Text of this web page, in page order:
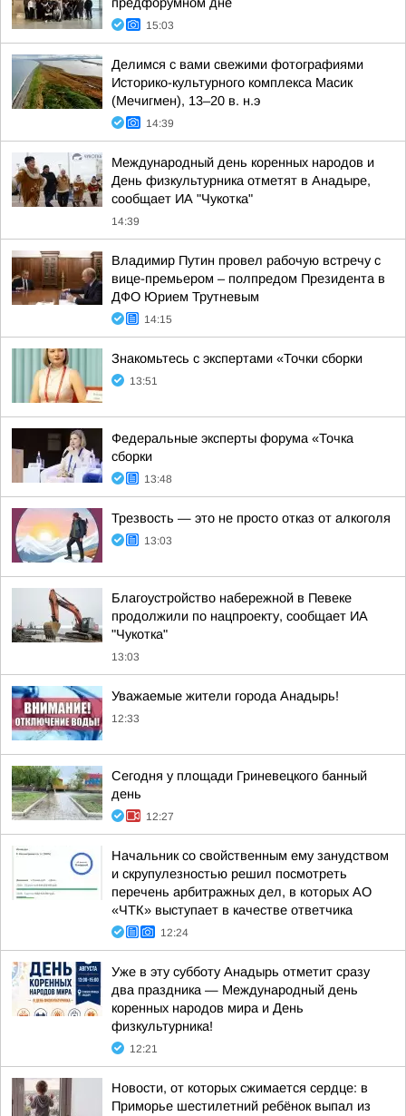
15:03
Делимся с вами свежими фотографиями
Историко-культурного комплекса Масик
(Мечигмен), 13–20 в. н.э
14:39
Международный день коренных народов и
День физкультурника отметят в Анадыре,
сообщает ИА "Чукотка"
14:39
Владимир Путин провел рабочую встречу с
вице-премьером – полпредом Президента в
ДФО Юрием Трутневым
14:15
Знакомьтесь с экспертами «Точки сборки
13:51
Федеральные эксперты форума «Точка
сборки
13:48
Трезвость — это не просто отказ от алкоголя
13:03
Благоустройство набережной в Певеке
продолжили по нацпроекту, сообщает ИА
"Чукотка"
13:03
Уважаемые жители города Анадырь!
12:33
Сегодня у площади Гриневецкого банный
день
12:27
Начальник со свойственным ему занудством
и скрупулезностью решил посмотреть
перечень арбитражных дел, в которых АО
«ЧТК» выступает в качестве ответчика
12:24
Уже в эту субботу Анадырь отметит сразу
два праздника — Международный день
коренных народов мира и День
физкультурника!
12:21
Новости, от которых сжимается сердце: в
Приморье шестилетний ребёнок выпал из